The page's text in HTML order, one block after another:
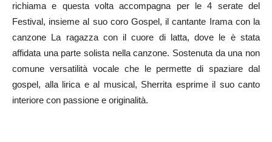
richiama e questa volta accompagna per le 4 serate del
Festival, insieme al suo coro Gospel, il cantante Irama con la
canzone La ragazza con il cuore di latta, dove le è stata
affidata una parte solista nella canzone. Sostenuta da una non
comune versatilità vocale che le permette di spaziare dal
gospel, alla lirica e al musical, Sherrita esprime il suo canto
interiore con passione e originalità.